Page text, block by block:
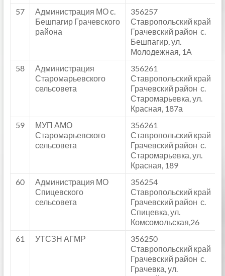
57
Администрация МО с.
Бешпагир Грачевского
района
356257
Ставропольский край
Грачевский район с.
Бешпагир, ул.
Молодежная, 1А
58
Администрация
Старомарьевского
сельсовета
356261
Ставропольский край
Грачевский район с.
Старомарьевка, ул.
Красная, 187а
59
МУП АМО
Старомарьевского
сельсовета
356261
Ставропольский край
Грачевский район с.
Старомарьевка, ул.
Красная, 189
60
Администрация МО
Спицевского
сельсовета
356254
Ставропольский край
Грачевский район с.
Спицевка, ул.
Комсомольская,26
61 УТСЗН АГМР
356250
Ставропольский край
Грачевский район с.
Грачевка, ул.